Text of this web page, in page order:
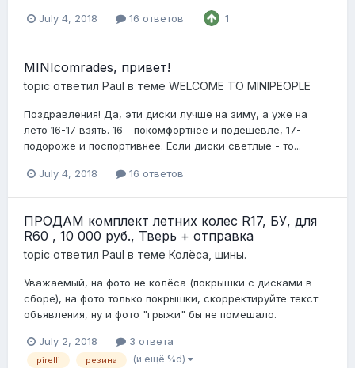
July 4, 2018 16 ответов 1
MINIcomrades, привет!
topic ответил Paul в теме WELCOME TO MINIPEOPLE
Поздравления! Да, эти диски лучше на зиму, а уже на
лето 16-17 взять. 16 - покомфортнее и подешевле, 17-
подороже и поспортивнее. Если диски светлые - то...
July 4, 2018 16 ответов
ПРОДАМ комплект летних колес R17, БУ, для
R60 , 10 000 руб., Тверь + отправка
topic ответил Paul в теме Колёса, шины.
Уважаемый, на фото не колёса (покрышки с дисками в
сборе), на фото только покрышки, скорректируйте текст
объявления, ну и фото "грыжи" бы не помешало.
July 2, 2018 3 ответа
pirelli резина (и ещё %d)